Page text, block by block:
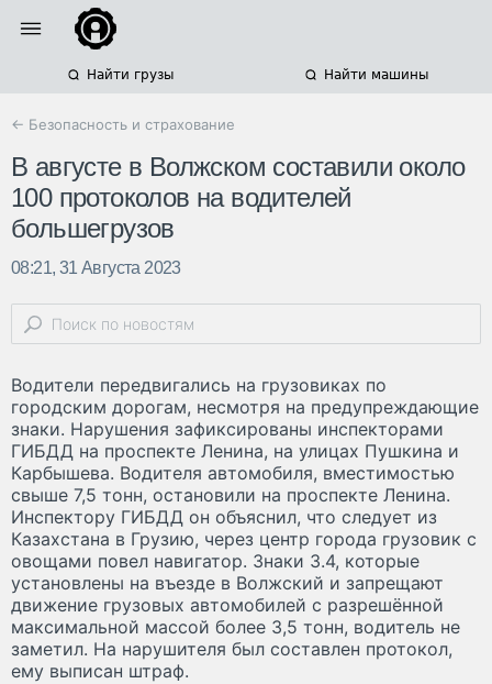
Найти грузы Найти машины
← Безопасность и страхование
В августе в Волжском составили около
100 протоколов на водителей
большегрузов
08:21, 31 Августа 2023
Водители передвигались на грузовиках по
городским дорогам, несмотря на предупреждающие
знаки. Нарушения зафиксированы инспекторами
ГИБДД на проспекте Ленина, на улицах Пушкина и
Карбышева. Водителя автомобиля, вместимостью
свыше 7,5 тонн, остановили на проспекте Ленина.
Инспектору ГИБДД он объяснил, что следует из
Казахстана в Грузию, через центр города грузовик с
овощами повел навигатор. Знаки 3.4, которые
установлены на въезде в Волжский и запрещают
движение грузовых автомобилей с разрешённой
максимальной массой более 3,5 тонн, водитель не
заметил. На нарушителя был составлен протокол,
ему выписан штраф.